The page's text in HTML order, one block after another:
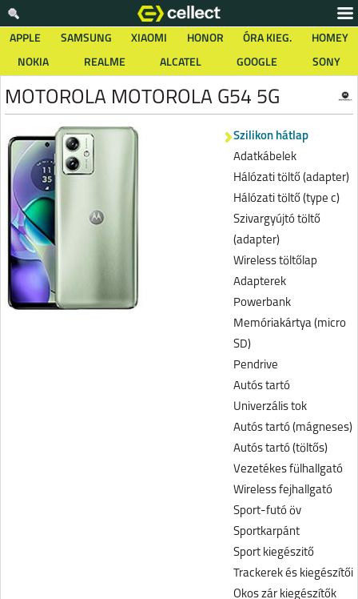
APPLE SAMSUNG XIAOMI HONOR ÓRA KIEG.
HOMEY
NOKIA
REALME ALCATEL GOOGLE SONY
MOTOROLA MOTOROLA G54 5G
Szilikon hátlap
Adatkábelek
Hálózati töltő (adapter)
Hálózati töltő (type c)
Szivargyújtó töltő
(adapter)
Wireless töltőlap
Adapterek
Powerbank
Memóriakártya (micro
SD)
Pendrive
Autós tartó
Univerzális tok
Autós tartó (mágneses)
Autós tartó (töltős)
Vezetékes fülhallgató
Wireless fejhallgató
Sport-futó öv
Sportkarpánt
Sport kiegészitő
Trackerek és kiegészítői
Okos zár kiegészítők